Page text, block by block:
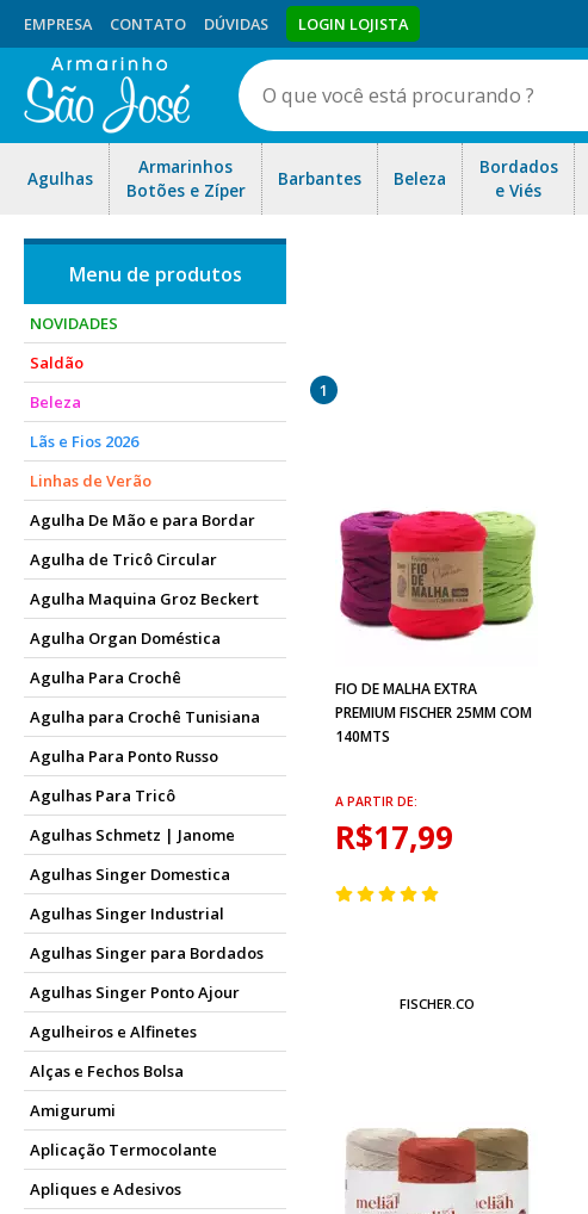
EMPRESA CONTATO DÚVIDAS LOGIN LOJISTA
Agulhas
Armarinhos
Botões e Zíper
Barbantes Beleza
Bordados
e Viés
NOVIDADES
Saldão
Beleza
Lãs e Fios 2026
Linhas de Verão
Agulha De Mão e para Bordar
Agulha de Tricô Circular
Agulha Maquina Groz Beckert
Agulha Organ Doméstica
Agulha Para Crochê
Agulha para Crochê Tunisiana
Agulha Para Ponto Russo
Agulhas Para Tricô
Agulhas Schmetz | Janome
Agulhas Singer Domestica
Agulhas Singer Industrial
Agulhas Singer para Bordados
Agulhas Singer Ponto Ajour
Agulheiros e Alfinetes
Alças e Fechos Bolsa
Amigurumi
Aplicação Termocolante
Apliques e Adesivos
1
FIO DE MALHA EXTRA
PREMIUM FISCHER 25MM COM
140MTS
A PARTIR DE:
R$17,99
FISCHER.CO